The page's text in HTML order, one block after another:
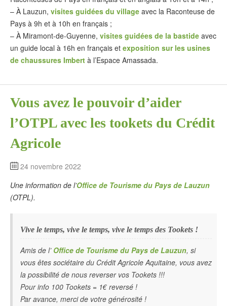
– À Lauzun, visites guidées du village avec la Raconteuse de
Pays à 9h et à 10h en français ;
– À Miramont-de-Guyenne, visites guidées de la bastide avec
un guide local à 16h en français et exposition sur les usines
de chaussures Imbert à l’Espace Amassada.
Vous avez le pouvoir d’aider
l’OTPL avec les tookets du Crédit
Agricole
24 novembre 2022
Une information de l’Office de Tourisme du Pays de Lauzun
(OTPL).
Vive le temps, vive le temps, vive le temps des Tookets !
Amis de l’ Office de Tourisme du Pays de Lauzun, si
vous êtes sociétaire du Crédit Agricole Aquitaine, vous avez
la possibilité de nous reverser vos Tookets !!!
Pour info 100 Tookets = 1€ reversé !
Par avance, merci de votre générosité !